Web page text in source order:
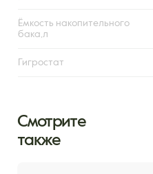
Ёмкость накопительного
бака,л
Гигростат
Смотрите
также